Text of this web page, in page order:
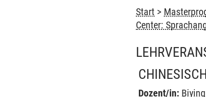
Start >
Center:
Dozent/in: